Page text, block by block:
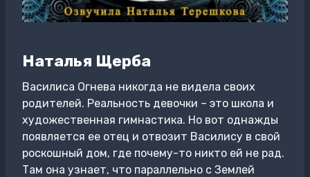
Наталья Щерба
Василиса Огнева никогда не видела своих
родителей. Реальность девочки – это школа и
художественная гимнастика. Но вот однажды
появляется ее отец и отвозит Василису в свой
роскошный дом, где почему-то никто ей не рад.
Там она узнает, что параллельно с Землей